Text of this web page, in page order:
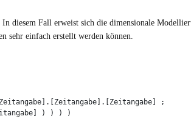
diesem Fall erweist sich die dimensionale
sehr einfach erstellt werden können.
;
) ) ) )